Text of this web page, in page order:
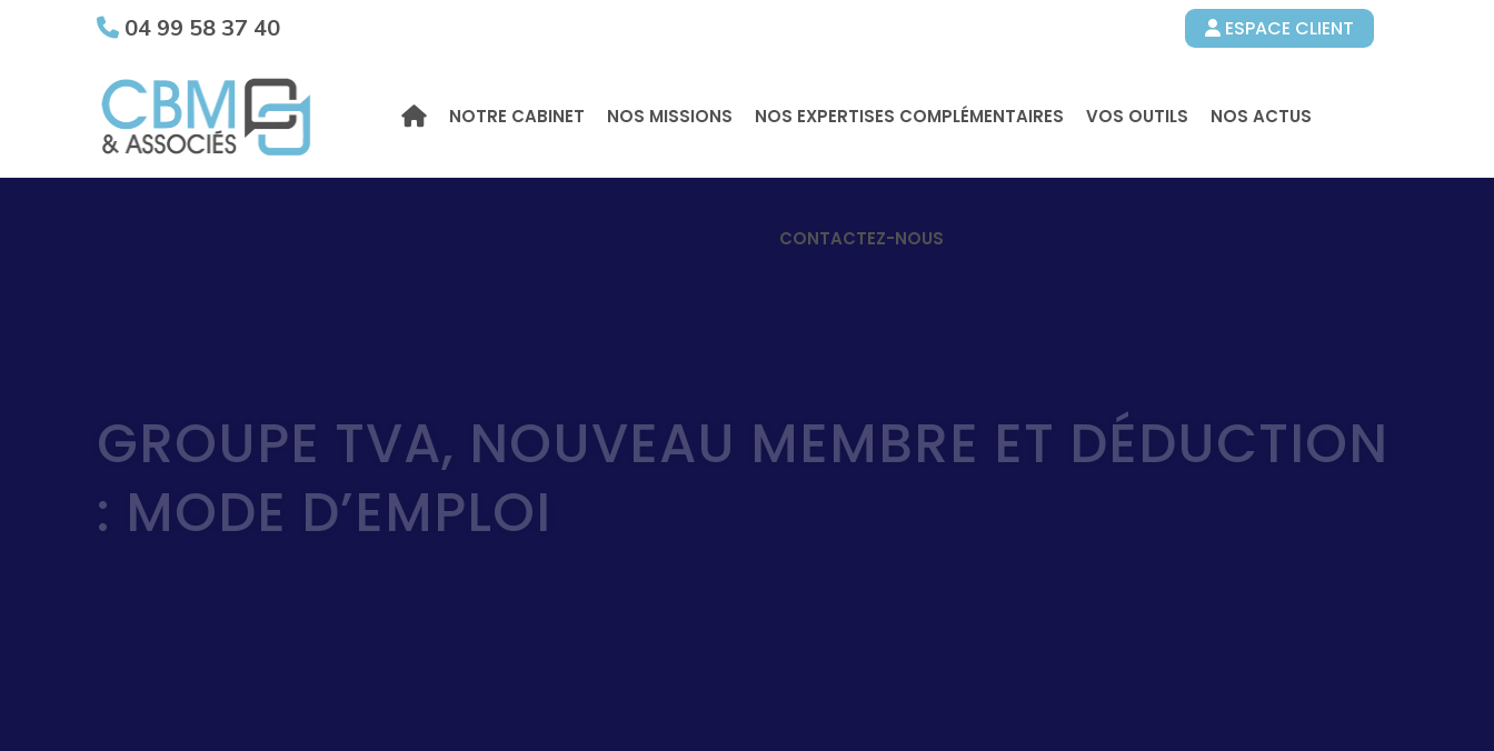
04 99 58 37 40 ESPACE CLIENT
NOTRE CABINET NOS MISSIONS NOS EXPERTISES COMPLÉMENTAIRES VOS OUTILS NOS ACTUS
CONTACTEZ-NOUS
GROUPE TVA, NOUVEAU MEMBRE ET DÉDUCTION
: MODE D’EMPLOI